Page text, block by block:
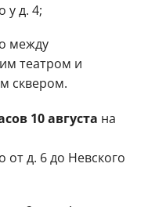
у д. 4;
между
театром и
сквером.
10 августа на
от д. 6 до Невского